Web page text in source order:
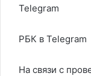
Telegram
РБК в Telegram
На связи с